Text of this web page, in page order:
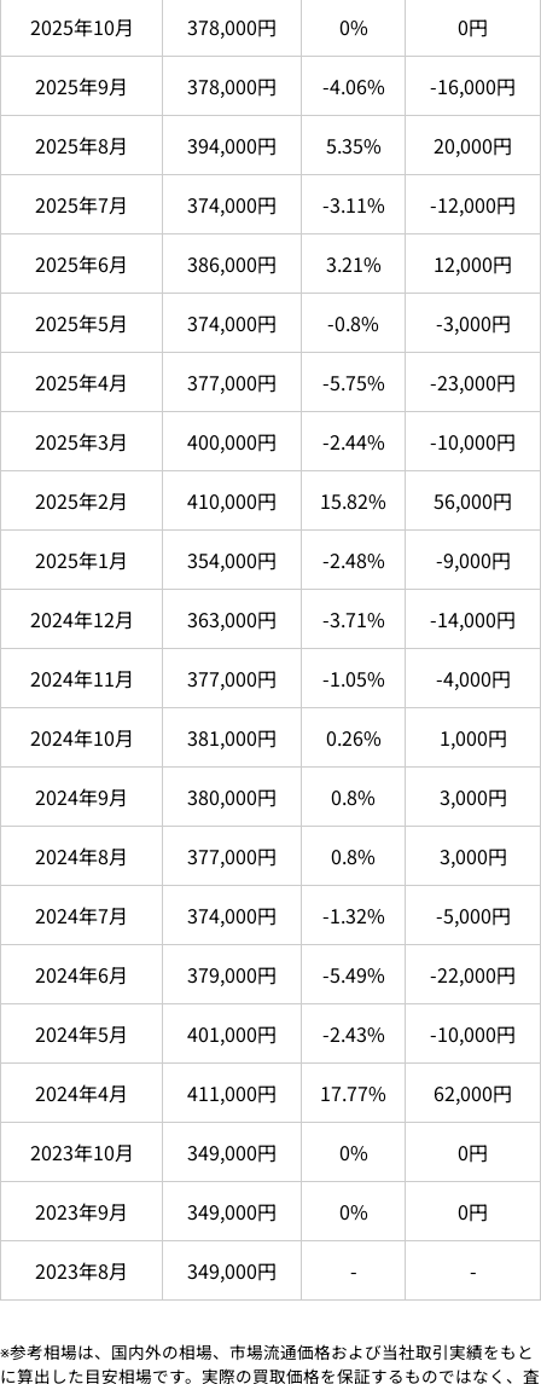
2025年10月 378,000円 0% 0円
2025年9月 378,000円 -4.06% -16,000円
2025年8月 394,000円 5.35% 20,000円
2025年7月 374,000円 -3.11% -12,000円
2025年6月 386,000円 3.21% 12,000円
2025年5月 374,000円 -0.8% -3,000円
2025年4月 377,000円 -5.75% -23,000円
2025年3月 400,000円 -2.44% -10,000円
2025年2月 410,000円 15.82% 56,000円
2025年1月 354,000円 -2.48% -9,000円
2024年12月 363,000円 -3.71% -14,000円
2024年11月 377,000円 -1.05% -4,000円
2024年10月 381,000円 0.26% 1,000円
2024年9月 380,000円 0.8% 3,000円
2024年8月 377,000円 0.8% 3,000円
2024年7月 374,000円 -1.32% -5,000円
2024年6月 379,000円 -5.49% -22,000円
2024年5月 401,000円 -2.43% -10,000円
2024年4月 411,000円 17.77% 62,000円
2023年10月 349,000円 0% 0円
2023年9月 349,000円 0% 0円
2023年8月 349,000円 - -
※参考相場は、国内外の相場、市場流通価格および当社取引実績をもと
に算出した目安相場です。実際の買取価格を保証するものではなく、査